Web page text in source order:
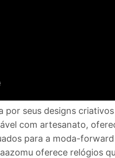
por seus designs
com artesanato,
para a moda-
oferece relógios